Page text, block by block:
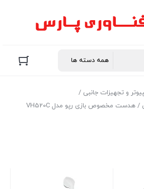
و تجهیزات جانبی /
/ هدست مخصوص بازی رپو مدل VH520C